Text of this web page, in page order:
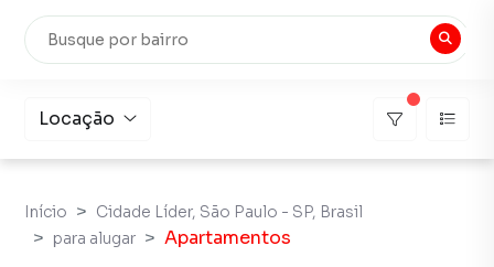
Locação
Início
Cidade Líder, São Paulo - SP, Brasil
para alugar
Apartamentos